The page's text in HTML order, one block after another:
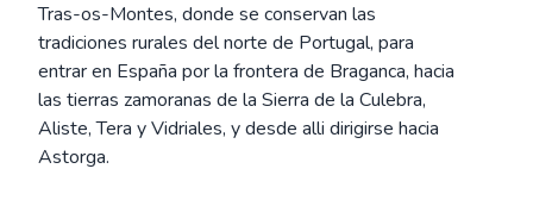
Tras-os-Montes, donde se conservan las
tradiciones rurales del norte de Portugal, para
entrar en España por la frontera de Braganca, hacia
las tierras zamoranas de la Sierra de la Culebra,
Aliste, Tera y Vidriales, y desde alli dirigirse hacia
Astorga.